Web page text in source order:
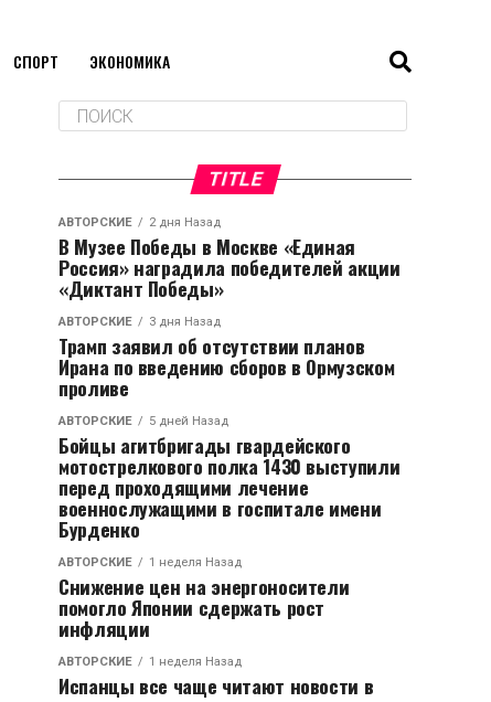
СПОРТ ЭКОНОМИКА
TITLE
АВТОРСКИЕ 2 дня Назад
В Музее Победы в Москве «Единая
Россия» наградила победителей акции
«Диктант Победы»
АВТОРСКИЕ 3 дня Назад
Трамп заявил об отсутствии планов
Ирана по введению сборов в Ормузском
проливе
АВТОРСКИЕ 5 дней Назад
Бойцы агитбригады гвардейского
мотострелкового полка 1430 выступили
перед проходящими лечение
военнослужащими в госпитале имени
Бурденко
АВТОРСКИЕ 1 неделя Назад
Снижение цен на энергоносители
помогло Японии сдержать рост
инфляции
АВТОРСКИЕ 1 неделя Назад
Испанцы все чаще читают новости в